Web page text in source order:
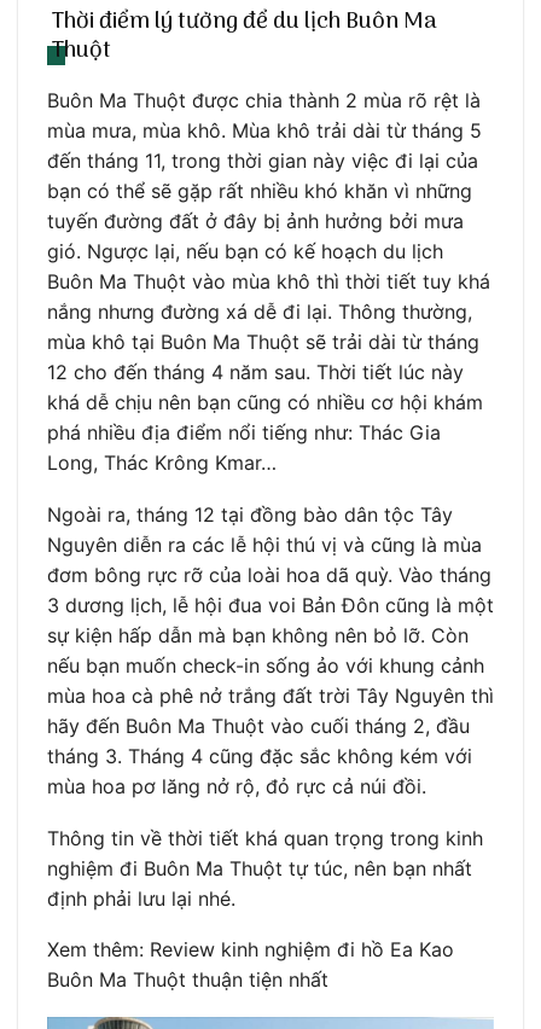
Thời điểm lý tưởng để du lịch Buôn Ma
Thuột
Buôn Ma Thuột được chia thành 2 mùa rõ rệt là
mùa mưa, mùa khô. Mùa khô trải dài từ tháng 5
đến tháng 11, trong thời gian này việc đi lại của
bạn có thể sẽ gặp rất nhiều khó khăn vì những
tuyến đường đất ở đây bị ảnh hưởng bởi mưa
gió. Ngược lại, nếu bạn có kế hoạch du lịch
Buôn Ma Thuột vào mùa khô thì thời tiết tuy khá
nắng nhưng đường xá dễ đi lại. Thông thường,
mùa khô tại Buôn Ma Thuột sẽ trải dài từ tháng
12 cho đến tháng 4 năm sau. Thời tiết lúc này
khá dễ chịu nên bạn cũng có nhiều cơ hội khám
phá nhiều địa điểm nổi tiếng như: Thác Gia
Long, Thác Krông Kmar…
Ngoài ra, tháng 12 tại đồng bào dân tộc Tây
Nguyên diễn ra các lễ hội thú vị và cũng là mùa
đơm bông rực rỡ của loài hoa dã quỳ. Vào tháng
3 dương lịch, lễ hội đua voi Bản Đôn cũng là một
sự kiện hấp dẫn mà bạn không nên bỏ lỡ. Còn
nếu bạn muốn check-in sống ảo với khung cảnh
mùa hoa cà phê nở trắng đất trời Tây Nguyên thì
hãy đến Buôn Ma Thuột vào cuối tháng 2, đầu
tháng 3. Tháng 4 cũng đặc sắc không kém với
mùa hoa pơ lăng nở rộ, đỏ rực cả núi đồi.
Thông tin về thời tiết khá quan trọng trong kinh
nghiệm đi Buôn Ma Thuột tự túc, nên bạn nhất
định phải lưu lại nhé.
Xem thêm: Review kinh nghiệm đi hồ Ea Kao
Buôn Ma Thuột thuận tiện nhất